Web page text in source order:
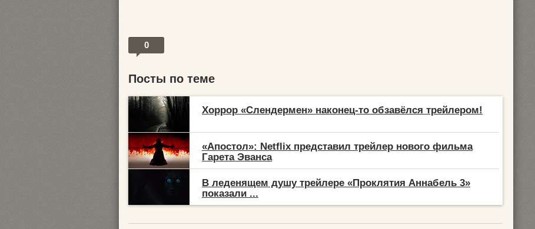
0
Посты по теме
Хоррор «Слендермен» наконец-то обзавёлся трейлером!
«Апостол»: Netflix представил трейлер нового фильма
Гарета Эванса
В леденящем душу трейлере «Проклятия Аннабель 3»
показали ...